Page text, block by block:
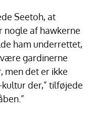
Seetoh, at
nogle af hawkerne
ham underrettet,
gardinerne
men det er ikke
der,” tilføjede